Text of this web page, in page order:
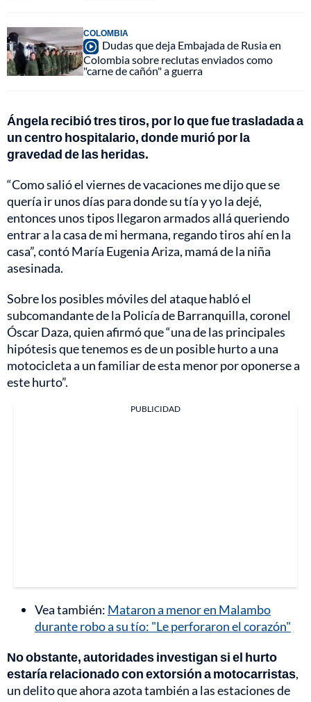
COLOMBIA
Dudas que deja Embajada de Rusia en
Colombia sobre reclutas enviados como
"carne de cañón" a guerra
Ángela recibió tres tiros, por lo que fue trasladada a
un centro hospitalario, donde murió por la
gravedad de las heridas.
“Como salió el viernes de vacaciones me dijo que se
quería ir unos días para donde su tía y yo la dejé,
entonces unos tipos llegaron armados allá queriendo
entrar a la casa de mi hermana, regando tiros ahí en la
casa”, contó María Eugenia Ariza, mamá de la niña
asesinada.
Sobre los posibles móviles del ataque habló el
subcomandante de la Policía de Barranquilla, coronel
Óscar Daza, quien afirmó que “una de las principales
hipótesis que tenemos es de un posible hurto a una
motocicleta a un familiar de esta menor por oponerse a
este hurto”.
PUBLICIDAD
Vea también: Mataron a menor en Malambo
durante robo a su tío: "Le perforaron el corazón"
No obstante, autoridades investigan si el hurto
estaría relacionado con extorsión a motocarristas,
un delito que ahora azota también a las estaciones de